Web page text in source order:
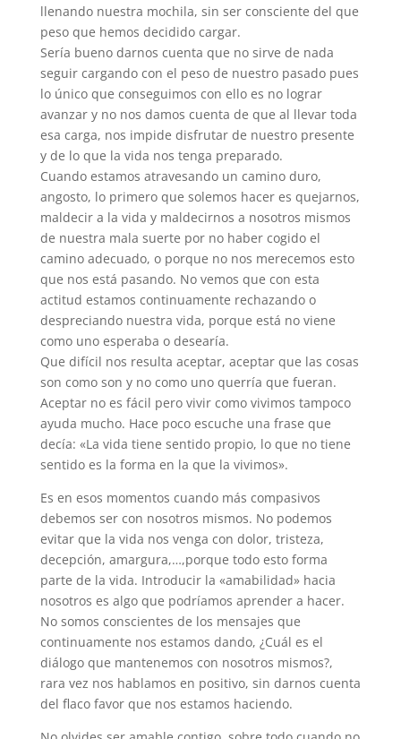
llenando nuestra mochila, sin ser consciente del que
peso que hemos decidido cargar.
Sería bueno darnos cuenta que no sirve de nada
seguir cargando con el peso de nuestro pasado pues
lo único que conseguimos con ello es no lograr
avanzar y no nos damos cuenta de que al llevar toda
esa carga, nos impide disfrutar de nuestro presente
y de lo que la vida nos tenga preparado.
Cuando estamos atravesando un camino duro,
angosto, lo primero que solemos hacer es quejarnos,
maldecir a la vida y maldecirnos a nosotros mismos
de nuestra mala suerte por no haber cogido el
camino adecuado, o porque no nos merecemos esto
que nos está pasando. No vemos que con esta
actitud estamos continuamente rechazando o
despreciando nuestra vida, porque está no viene
como uno esperaba o desearía.
Que difícil nos resulta aceptar, aceptar que las cosas
son como son y no como uno querría que fueran.
Aceptar no es fácil pero vivir como vivimos tampoco
ayuda mucho. Hace poco escuche una frase que
decía: «La vida tiene sentido propio, lo que no tiene
sentido es la forma en la que la vivimos».
Es en esos momentos cuando más compasivos
debemos ser con nosotros mismos. No podemos
evitar que la vida nos venga con dolor, tristeza,
decepción, amargura,…,porque todo esto forma
parte de la vida. Introducir la «amabilidad» hacia
nosotros es algo que podríamos aprender a hacer.
No somos conscientes de los mensajes que
continuamente nos estamos dando, ¿Cuál es el
diálogo que mantenemos con nosotros mismos?,
rara vez nos hablamos en positivo, sin darnos cuenta
del flaco favor que nos estamos haciendo.